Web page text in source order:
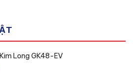
Long GK48-EV